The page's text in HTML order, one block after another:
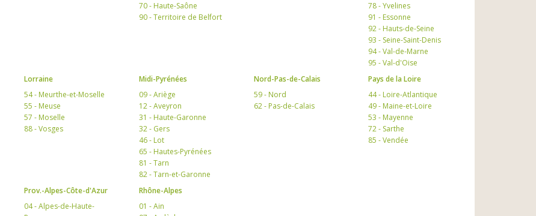
70 - Haute-Saône
90 - Territoire de Belfort
78 - Yvelines
91 - Essonne
92 - Hauts-de-Seine
93 - Seine-Saint-Denis
94 - Val-de-Marne
95 - Val-d'Oise
Lorraine
54 - Meurthe-et-Moselle
55 - Meuse
57 - Moselle
88 - Vosges
Midi-Pyrénées
09 - Ariège
12 - Aveyron
31 - Haute-Garonne
32 - Gers
46 - Lot
65 - Hautes-Pyrénées
81 - Tarn
82 - Tarn-et-Garonne
Nord-Pas-de-Calais
59 - Nord
62 - Pas-de-Calais
Pays de la Loire
44 - Loire-Atlantique
49 - Maine-et-Loire
53 - Mayenne
72 - Sarthe
85 - Vendée
Prov.-Alpes-Côte-d'Azur
04 - Alpes-de-Haute-
Rhône-Alpes
01 - Ain